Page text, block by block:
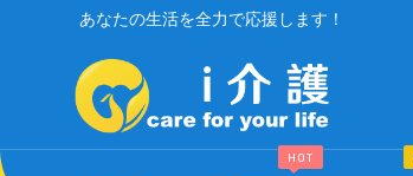
あなたの生活を全力で応援します！
HOT